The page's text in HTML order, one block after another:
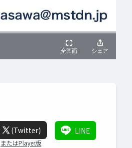
(Twitter)
またはPlayer版
LINE